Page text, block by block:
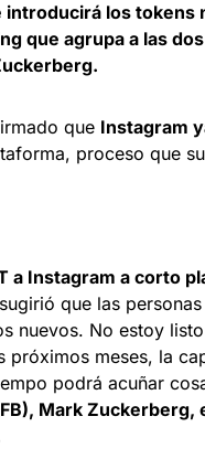
los tokens
que agrupa a las
que Instagram
proceso que
a Instagram a corto
que las
nuevos. No estoy
próximos meses, la
podrá acuñar
Mark Zuckerberg,